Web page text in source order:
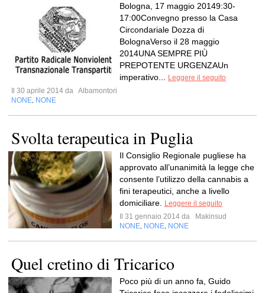
Bologna, 17 maggio 20149:30-
17:00Convegno presso la Casa
Circondariale Dozza di
BolognaVerso il 28 maggio
2014UNA SEMPRE PIÙ
PREPOTENTE URGENZAUn
imperativo...
Leggere il seguito
Il 30 aprile 2014 da Albamontori
NONE NONE
Svolta terapeutica in Puglia
Il Consiglio Regionale pugliese ha
approvato all’unanimità la legge che
consente l’utilizzo della cannabis a
fini terapeutici, anche a livello
domiciliare.
Leggere il seguito
Il 31 gennaio 2014 da
Makinsud
NONE NONE NONE
Quel cretino di Tricarico
Poco più di un anno fa, Guido